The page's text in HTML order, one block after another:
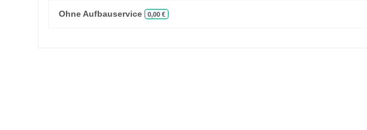
Ohne Aufbauservice 0,00 €